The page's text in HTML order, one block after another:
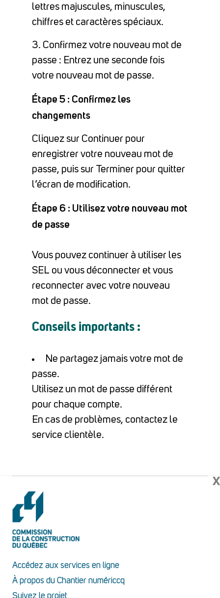
lettres majuscules, minuscules,
chiffres et caractères spéciaux.
3. Confirmez votre nouveau mot de
passe : Entrez une seconde fois
votre nouveau mot de passe.
Étape 5 : Confirmez les
changements
Cliquez sur Continuer pour
enregistrer votre nouveau mot de
passe, puis sur Terminer pour quitter
l’écran de modification.
Étape 6 : Utilisez votre nouveau mot
de passe
Vous pouvez continuer à utiliser les
SEL ou vous déconnecter et vous
reconnecter avec votre nouveau
mot de passe.
Conseils importants :
Ne partagez jamais votre mot de
passe.
Utilisez un mot de passe différent
pour chaque compte.
En cas de problèmes, contactez le
service clientèle.
X
Accédez aux services en ligne
À propos du Chantier numériccq
Suivez le projet